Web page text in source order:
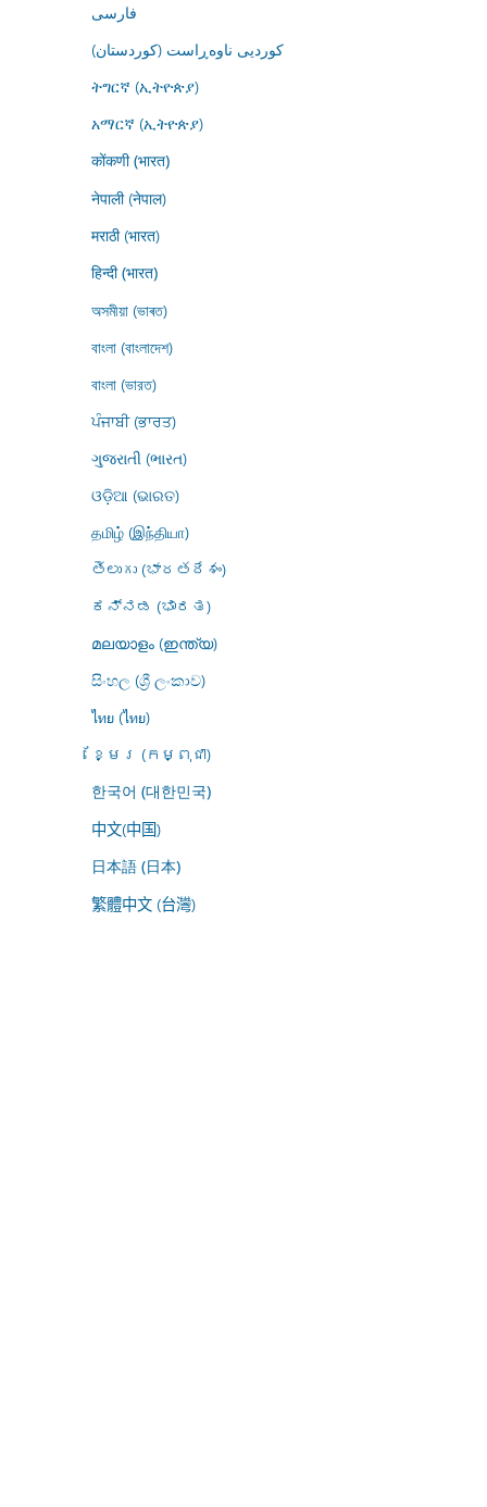
فارسى
کوردیی ناوەڕاست (کوردستان)
ትግርኛ (ኢትዮጵያ)
አማርኛ (ኢትዮጵያ)
कोंकणी (भारत)
नेपाली (नेपाल)
मराठी (भारत)
हिन्दी (भारत)
অসমীয়া (ভাৰত)
বাংলা (বাংলাদেশ)
বাংলা (ভারত)
ਪੰਜਾਬੀ (ਭਾਰਤ)
ગુજરાતી (ભારત)
ଓଡ଼ିଆ (ଭାରତ)
தமிழ் (இந்தியா)
తెలుగు (భారతదేశం)
ಕನ್ನಡ (ಭಾರತ)
മലയാളം (ഇന്ത്യ)
සිංහල (ශ්‍රී ලංකාව)
ไทย (ไทย)
ខ្មែរ (កម្ពុជា)
한국어 (대한민국)
中文(中国)
日本語 (日本)
繁體中文 (台灣)